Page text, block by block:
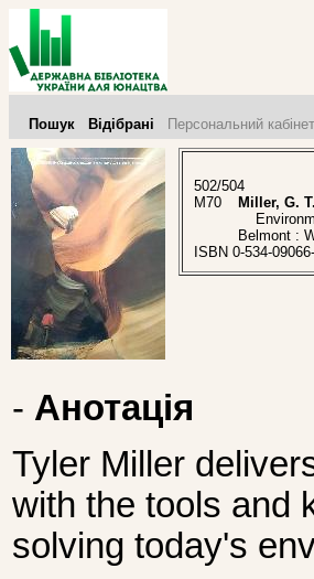
Пошук Відібрані Персональний кабінет
502/504
M70
Miller, G. T.
Belmont :
ISBN 0-534-
- Анотація
Tyler Miller
with the tools and
solving today's